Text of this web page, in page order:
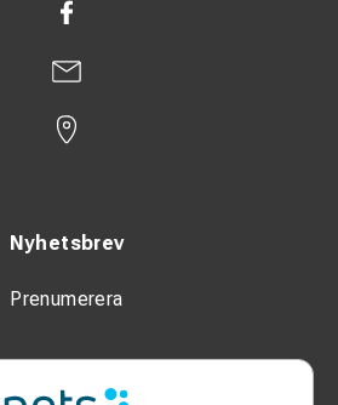
Nyhetsbrev
Prenumerera